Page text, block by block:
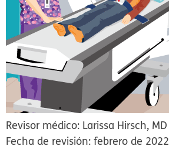
Revisor médico: Larissa Hirsch, MD
Fecha de revisión: febrero de 2022